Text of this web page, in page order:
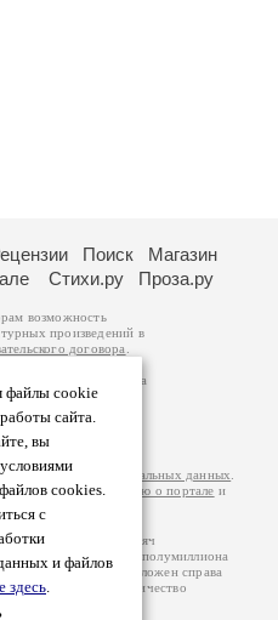
файлы cookie
сайта.
вы
cookies.
с
и файлов
здесь.
Поиск
Магазин
Стихи.ру Проза.ру
возможность
произведений в
договора
принадлежат авторам
произведений возможна
вы можете
Ответственность за
на
обработки персональных данных
подробнуюинформацию о портале и
– порядка 100 тысяч
более полумиллиона
который расположен справа
по две цифры: количество